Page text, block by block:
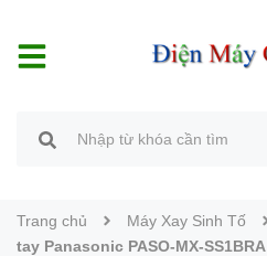
Trang chủ Máy Xay Sinh Tố
tay Panasonic PASO-MX-SS1BRA